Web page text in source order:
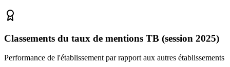
Classements du taux de mentions TB (session 2025)
Performance de l'établissement par rapport aux autres établissements